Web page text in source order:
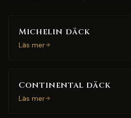
Michelin däck
Läs mer
Continental däck
Läs mer